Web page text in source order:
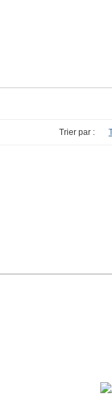
Trier par :